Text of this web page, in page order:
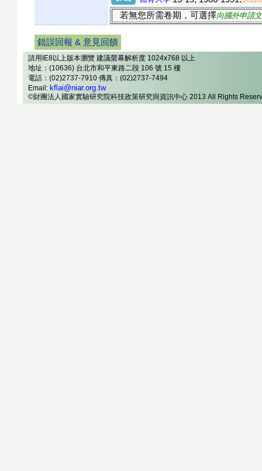
若無您所需卷期，可選擇向國外申請
錯誤回報 & 意見回饋
請用IE8以上版本瀏覽 建議螢幕解析度 1024x768 以上
地址：(10636) 台北市和平東路二段 106 號 15 樓
電話：(02)2737-7910 傳真：(02)2737-7494
Email: kflai@niar.org.tw
©財團法人國家實驗研究院科技政策研究與資訊中心 2013 All Rights